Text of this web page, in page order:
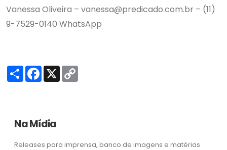
Vanessa Oliveira – vanessa@predicado.com.br – (11)
9-7529-0140 WhatsApp
S
F
k
X
Na Mídia
Releases para imprensa, banco de imagens e matérias